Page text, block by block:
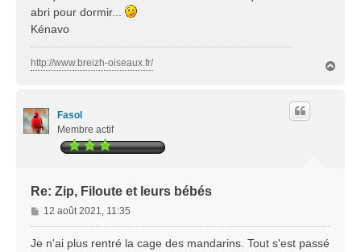
abri pour dormir...
Kénavo
http://www.breizh-oiseaux.fr/
Fasol
Membre actif
Re: Zip, Filoute et leurs bébés
M
e
12 août 2021, 11:35
Je n'ai plus rentré la cage des mandarins. Tout s'est passé